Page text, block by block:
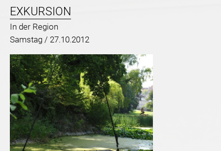
EXKURSION
In der Region
Samstag / 27.10.2012